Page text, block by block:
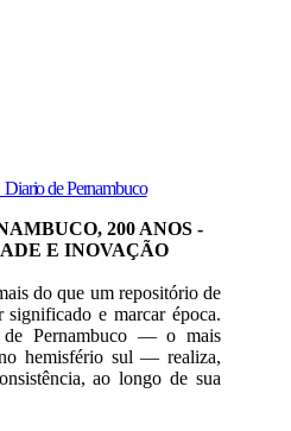
Diario de Pernambuco
200 ANOS -
E INOVAÇÃO
do que um repositório de
significado e marcar época.
Pernambuco — o mais
hemisfério sul — realiza,
ao longo de sua